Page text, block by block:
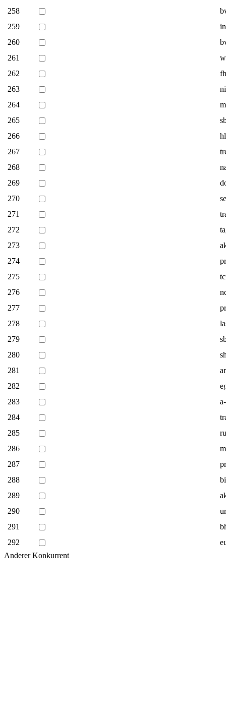
258
259
260
261
262
263
264
265
266
267
268
269
270
271
272
273
274
275
276
277
278
279
280
281
282
283
284
285
286
287
288
289
290
291
292
Anderer Konkurrent